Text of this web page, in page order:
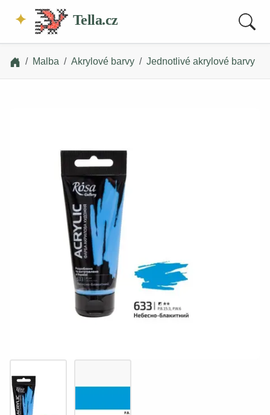
Tella.cz
Malba Akrylové barvy Jednotlivé akrylové barvy